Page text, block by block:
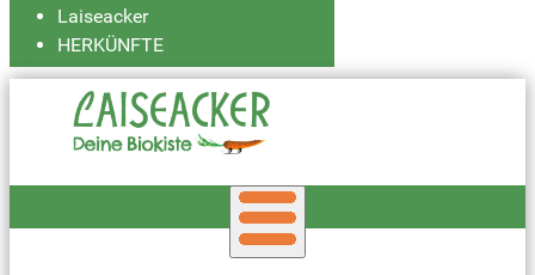
Laiseacker
HERKÜNFTE